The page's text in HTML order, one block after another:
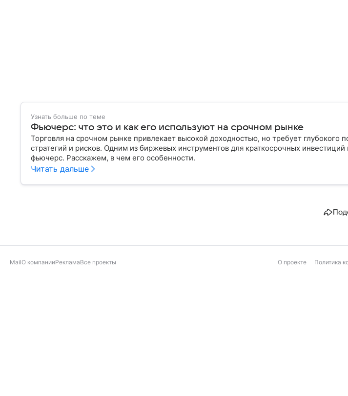
Узнать больше по теме
Фьючерс: что это и как его используют на срочном рынке
Торговля на срочном рынке привлекает высокой доходностью, но требует глубокого
стратегий и рисков. Одним из биржевых инструментов для краткосрочных инвестиций
фьючерс. Расскажем, в чем его особенности.
Читать дальше
MailО компанииРекламаВсе проекты О проекте Политика